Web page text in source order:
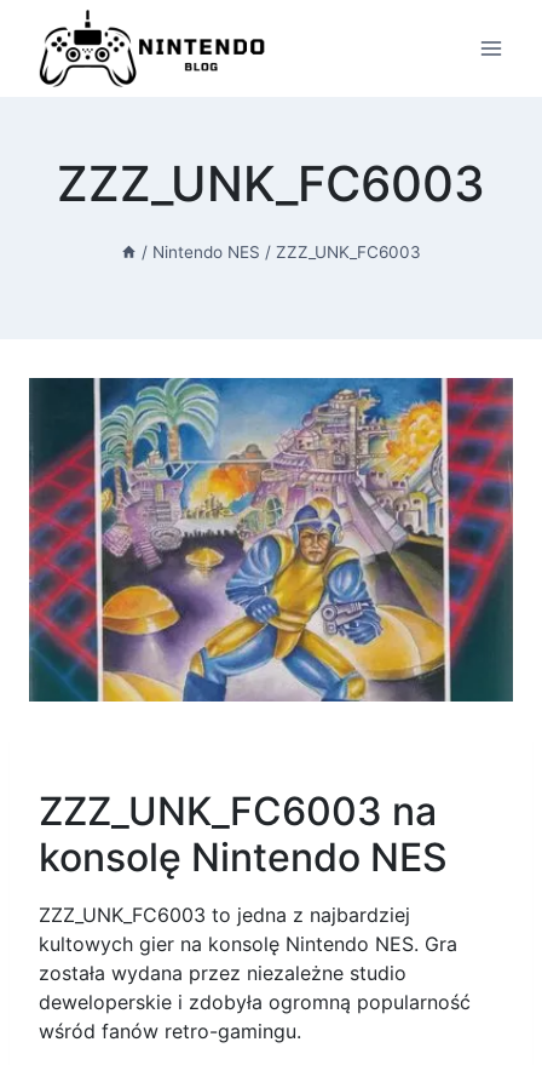
Przeskocz
treści
ZZZ_UNK_FC6003
/ Nintendo NES / ZZZ_UNK_FC6003
ZZZ_UNK_FC6003 na
konsolę Nintendo NES
ZZZ_UNK_FC6003 to jedna z najbardziej
kultowych gier na konsolę Nintendo NES. Gra
została wydana przez niezależne studio
deweloperskie i zdobyła ogromną popularność
wśród fanów retro-gamingu.